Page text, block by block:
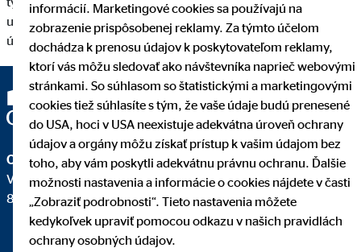
umožňuje klientom efektívne riadiť financie . Správne vedenie
účtov zvyšuje transparentnosť a kontrolu nad financiami.
OVB Allfinanz Slovensko a.s.
Vajnorská 100/A
831 04 Bratislava - mestská časť Nové Mesto
informácií. Marketingové cookies sa používajú na
zobrazenie prispôsobenej reklamy. Za týmto účelom
dochádza k prenosu údajov k poskytovateľom reklamy,
ktorí vás môžu sledovať ako návštevníka naprieč webovými
stránkami. So súhlasom so štatistickými a marketingovými
cookies tiež súhlasíte s tým, že vaše údaje budú prenesené
do USA, hoci v USA neexistuje adekvátna úroveň ochrany
údajov a orgány môžu získať prístup k vašim údajom bez
toho, aby vám poskytli adekvátnu právnu ochranu. Ďalšie
možnosti nastavenia a informácie o cookies nájdete v časti
„Zobraziť podrobnosti“. Tieto nastavenia môžete
kedykoľvek upraviť pomocou odkazu v našich pravidlách
ochrany osobných údajov.